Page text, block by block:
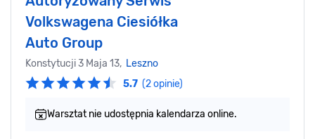
Volkswagena Ciesiółka
Auto Group
Konstytucji 3 Maja 13, Leszno
5.7 (2 opinie)
Warsztat nie udostępnia kalendarza online.